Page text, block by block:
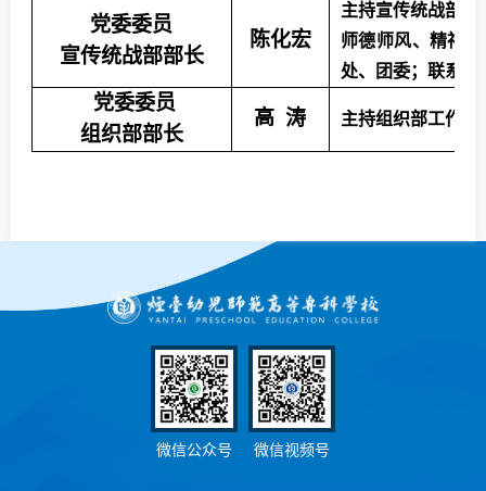
党委委员
宣传统战部部长
陈化宏
主持宣传统战部
师德师风、精神
处、团委；联系马
党委委员
组织部部长
高 涛 主持组织部工作
微信公众号 微信视频号